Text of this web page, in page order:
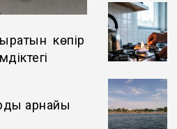
көпір
арнайы